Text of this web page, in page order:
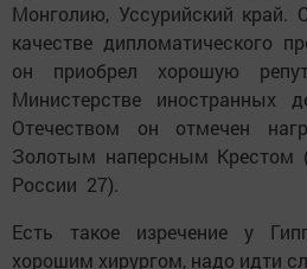
Монголию, Уссурийский край.
качестве дипломатического
он приобрел хорошую
Министерстве иностранных
Отечеством он отмечен
Золотым наперсным Крестом
России 27).
Есть такое изречение у
хорошим хирургом, надо идти